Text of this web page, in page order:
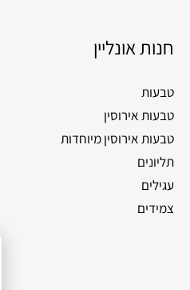
חנות אונליין
טבעות
טבעות אירוסין
טבעות אירוסין מיוחדות
תליונים
עגילים
צמידים